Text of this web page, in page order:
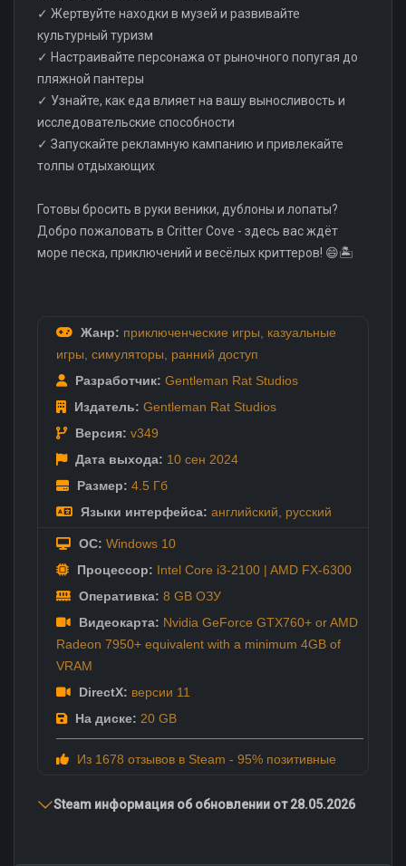
✓ Жертвуйте находки в музей и развивайте
культурный туризм
✓ Настраивайте персонажа от рыночного попугая до
пляжной пантеры
✓ Узнайте, как еда влияет на вашу выносливость и
исследовательские способности
✓ Запускайте рекламную кампанию и привлекайте
толпы отдыхающих
Готовы бросить в руки веники, дублоны и лопаты?
Добро пожаловать в Critter Cove - здесь вас ждёт
море песка, приключений и весёлых криттеров! 😄🏝️
Жанр: приключенческие игры
казуальные
игры симуляторы
ранний доступ
Разработчик: Gentleman Rat Studios
Издатель: Gentleman Rat Studios
Версия: v349
Дата выхода: 10 сен 2024
Размер: 4.5 Гб
Языки интерфейса: английский русский
ОС: Windows 10
Процессор: Intel Core i3-2100 | AMD FX-6300
Оперативка: 8 GB ОЗУ
Видеокарта: Nvidia GeForce GTX760+ or AMD
Radeon 7950+ equivalent with a minimum 4GB of
VRAM
DirectX: версии 11
На диске: 20 GB
Из 1678 отзывов в Steam - 95% позитивные
Steam информация об обновлении от 28.05.2026